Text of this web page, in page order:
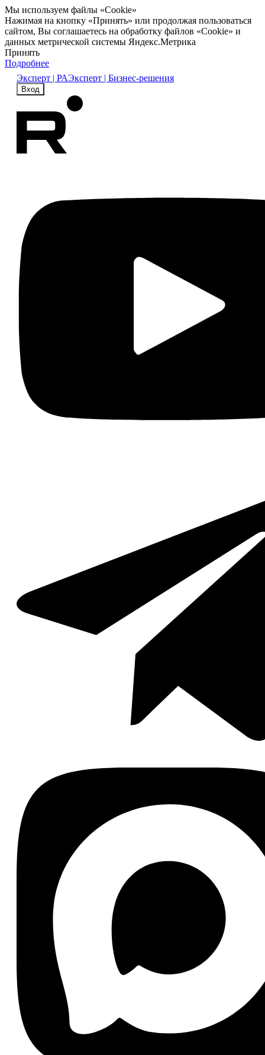
Мы используем файлы «Cookie»
Нажимая на кнопку «Принять» или продолжая пользоваться
сайтом, Вы соглашаетесь на обработку файлов «Cookie» и
данных метрической системы Яндекс.Метрика
Принять
Подробнее
Эксперт | РАЭксперт | Бизнес-решения
Вход